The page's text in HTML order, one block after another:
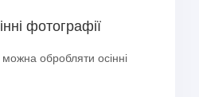
фотографії
обробляти осінні